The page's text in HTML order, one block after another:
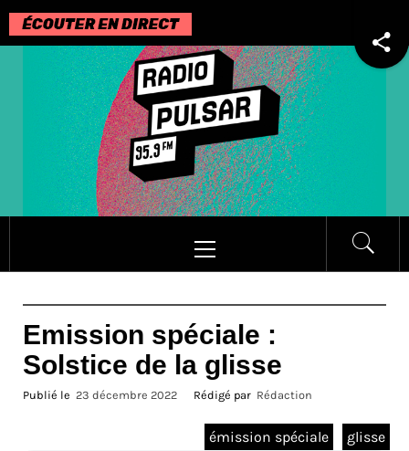
Passer
au
contenu
principal
Emission spéciale :
Solstice de la glisse
Publié le 23 décembre 2022 Rédigé par Rédaction
émission spéciale glisse